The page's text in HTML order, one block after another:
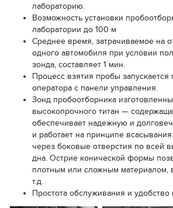
лабораторию.
Возможность установки
лаборатории до 100 м
Среднее время, затрачиваемое на
одного автомобиля при условии
зонда, составляет 1 мин.
Процесс взятия пробы запускается
оператора с панели управления.
Зонд пробоотборника
высокопрочного титан —
обеспечивает надежную и
и работает на принципе
через боковые отверстия по всей
дна. Острие конической формы
плотным или сложным материалом,
т.д.
Простота обслуживания и удобство